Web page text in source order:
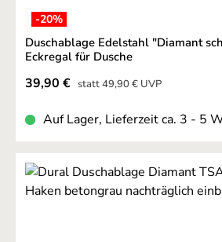
-20%
Duschablage Edelstahl "Diamant
Eckregal für Dusche
Verkaufspreis:
39,90 € stattRegulärer Preis:
49,90 € UVP
Auf Lager, Lieferzeit ca. 3 - 5